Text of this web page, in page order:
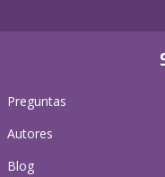
Preguntas
Autores
Blog